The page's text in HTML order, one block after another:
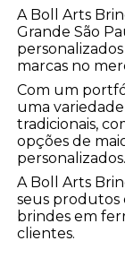
A Boll Arts
Grande São
marcas no
Com um
uma
tradicionais,
opções de
personalizados.
A Boll Arts
seus produtos
brindes em
clientes.